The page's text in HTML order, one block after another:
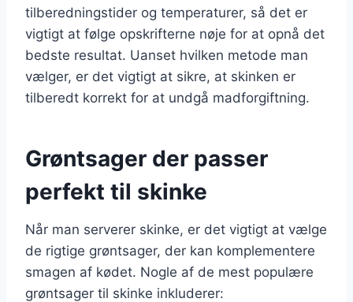
tilberedningstider og temperaturer, så det er
vigtigt at følge opskrifterne nøje for at opnå det
bedste resultat. Uanset hvilken metode man
vælger, er det vigtigt at sikre, at skinken er
tilberedt korrekt for at undgå madforgiftning.
Grøntsager der passer
perfekt til skinke
Når man serverer skinke, er det vigtigt at vælge
de rigtige grøntsager, der kan komplementere
smagen af kødet. Nogle af de mest populære
grøntsager til skinke inkluderer: